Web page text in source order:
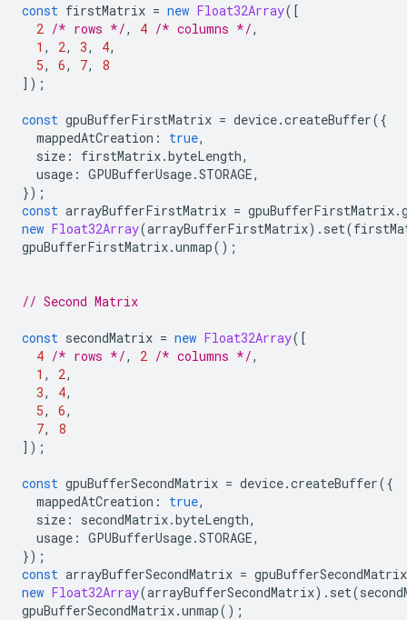
const firstMatrix = new Float32Array([
2 /* rows */, 4 /* columns */,
1 , 2, 3, 4,
5, 6, 7,
8
]);
const gpuBufferFirstMatrix = device.createBuffer({
mappedAtCreation : true,
size : firstMatrix.byteLength,
usage : GPUBufferUsage.STORAGE,
});
const arrayBufferFirstMatrix = gpuBufferFirstMatrix.
new Float32Array(arrayBufferFirstMatrix). set(
gpuBufferFirstMatrix.unmap();
// Second Matrix
const secondMatrix = new Float32Array([
4 /* rows */, 2 /* columns */,
1 , 2,
3, 4,
5, 6,
7,
8
]);
const gpuBufferSecondMatrix = device.createBuffer({
mappedAtCreation : true,
size : secondMatrix.byteLength,
usage : GPUBufferUsage.STORAGE,
});
const arrayBufferSecondMatrix = gpuBufferSecondMatrix
new Float32Array(arrayBufferSecondMatrix). set(
gpuBufferSecondMatrix.unmap();